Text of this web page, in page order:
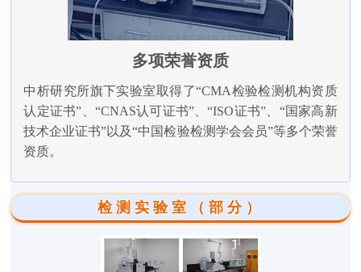
多项荣誉资质
中析研究所旗下实验室取得了“CMA检验检测机构资质
认定证书”、“CNAS认可证书”、“ISO证书”、“国家高新
技术企业证书”以及“中国检验检测学会会员”等多个荣誉
资质。
检测实验室（部分）